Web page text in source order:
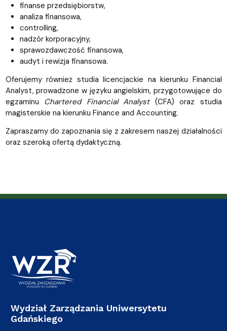
finanse przedsiębiorstw,
analiza finansowa,
controlling,
nadzór korporacyjny,
sprawozdawczość finansowa,
audyt i rewizja finansowa.
Oferujemy również studia licencjackie na kierunku Financial
Analyst, prowadzone w języku angielskim, przygotowujące do
egzaminu Chartered Financial Analyst(CFA) oraz studia
magisterskie na kierunku Finance and Accounting.
Zapraszamy do zapoznania się z zakresem naszej działalności
oraz szeroką ofertą dydaktyczną.
Wydział Zarządzania Uniwersytetu
Gdańskiego